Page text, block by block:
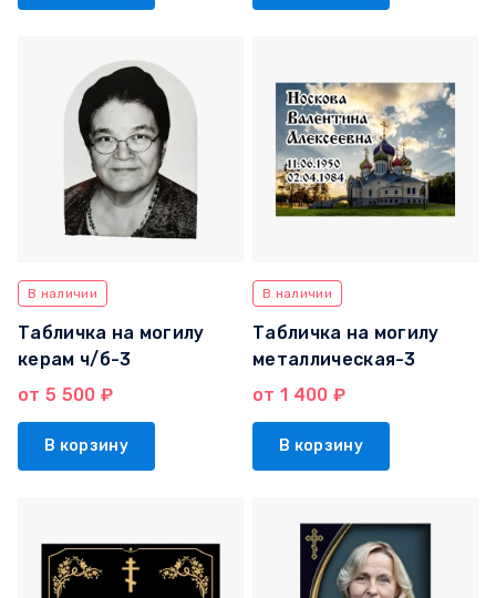
В наличии
Табличка на могилу
керам ч/б-3
от 5 500 ₽
В корзину
В наличии
Табличка на могилу
металлическая-3
от 1 400 ₽
В корзину